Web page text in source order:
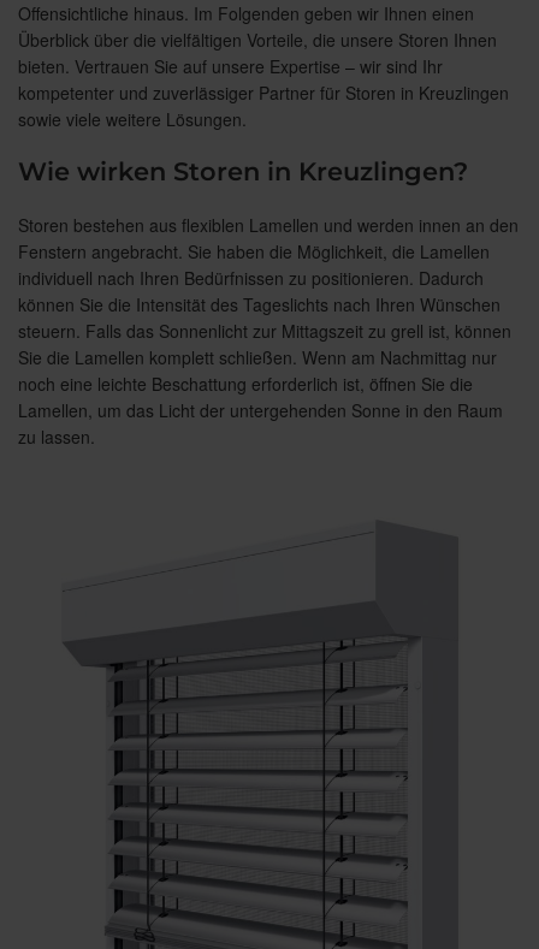
Offensichtliche hinaus. Im Folgenden geben wir Ihnen einen
Überblick über die vielfältigen Vorteile, die unsere Storen Ihnen
bieten. Vertrauen Sie auf unsere Expertise – wir sind Ihr
kompetenter und zuverlässiger Partner für Storen in Kreuzlingen
sowie viele weitere Lösungen.
Wie wirken Storen in Kreuzlingen?
Storen bestehen aus flexiblen Lamellen und werden innen an den
Fenstern angebracht. Sie haben die Möglichkeit, die Lamellen
individuell nach Ihren Bedürfnissen zu positionieren. Dadurch
können Sie die Intensität des Tageslichts nach Ihren Wünschen
steuern. Falls das Sonnenlicht zur Mittagszeit zu grell ist, können
Sie die Lamellen komplett schließen. Wenn am Nachmittag nur
noch eine leichte Beschattung erforderlich ist, öffnen Sie die
Lamellen, um das Licht der untergehenden Sonne in den Raum
zu lassen.